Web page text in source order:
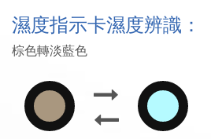
濕度指示卡濕度辨識：
棕色轉淡藍色